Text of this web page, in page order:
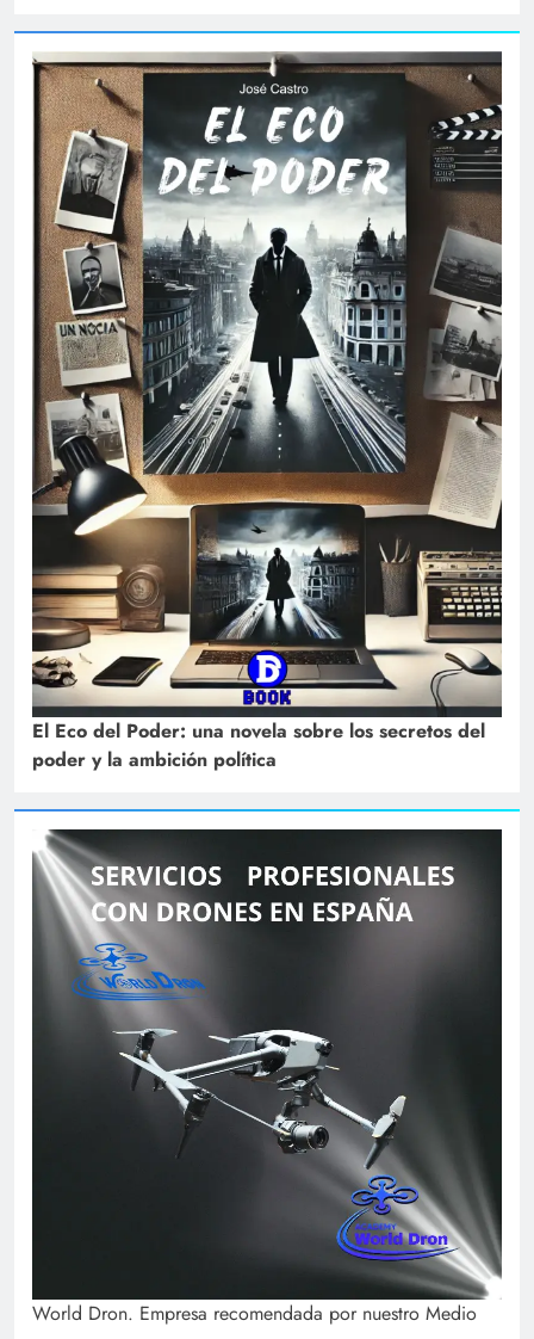
El Eco del Poder: una novela sobre los secretos del
poder y la ambición política
World Dron. Empresa recomendada por nuestro Medio